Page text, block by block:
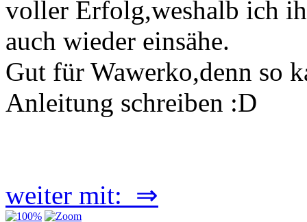
voller Erfolg,weshalb ich
auch wieder einsähe.
Gut für Wawerko,denn so
Anleitung schreiben :D
weiter mit: ⇒